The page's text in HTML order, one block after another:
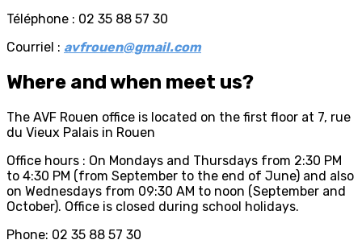
Téléphone : 02 35 88 57 30
Courriel : avfrouen@gmail.com
Where and when meet us?
The AVF Rouen office is located on the first floor at 7, rue
du Vieux Palais in Rouen
Office hours : On Mondays and Thursdays from 2:30 PM
to 4:30 PM (from September to the end of June) and also
on Wednesdays from 09:30 AM to noon (September and
October). Office is closed during school holidays.
Phone: 02 35 88 57 30